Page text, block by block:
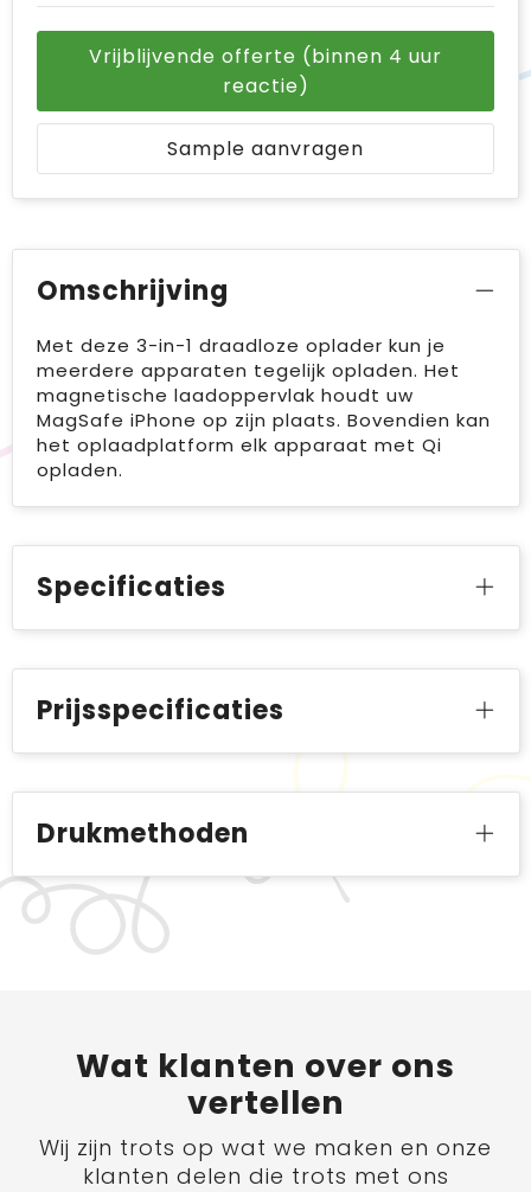
Vrijblijvende offerte (binnen 4 uur
reactie)
Sample aanvragen
Omschrijving
Met deze 3-in-1 draadloze oplader kun je
meerdere apparaten tegelijk opladen. Het
magnetische laadoppervlak houdt uw
MagSafe iPhone op zijn plaats. Bovendien kan
het oplaadplatform elk apparaat met Qi
opladen.
Specificaties
Prijsspecificaties
Drukmethoden
Wat klanten over ons
vertellen
Wij zijn trots op wat we maken en onze
klanten delen die trots met ons